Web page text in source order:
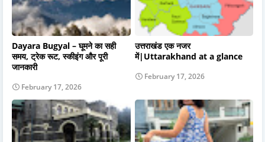
Dayara Bugyal – घूमने का सही
समय, ट्रेक रूट, स्कीइंग और पूरी
जानकारी
February 17, 2026
उत्तराखंड एक नजर
में|Uttarakhand at a glance
February 17, 2026